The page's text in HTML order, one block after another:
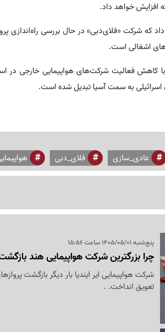
که شرکت «فلای‌دبی» در حال بررسی راه‌اندازی
های اشغالی است.
کاهش فعالیت شرکت‌های هواپیمایی خارجی در
اسرائیلی به سمت آسیا تبدیل شده است.
عادی_سازی فلای_دبی
پنج‌شنبه 1405/05/01 ساعت 15:56
چرا بزرگترین شرکت هواپیمایی هند
شرکت هواپیمایی ایر ایندیا بار دیگر بازگشت
تعویق انداخت. .